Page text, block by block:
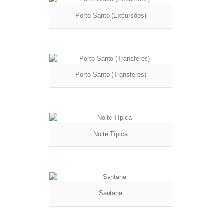
Porto Santo (Excursões)
Porto Santo (Transferes)
Noite Típica
Santana